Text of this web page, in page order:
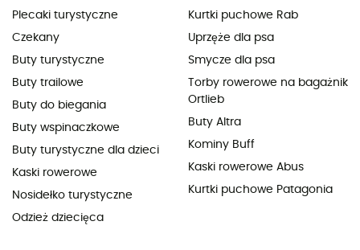
Plecaki turystyczne
Czekany
Buty turystyczne
Buty trailowe
Buty do biegania
Buty wspinaczkowe
Buty turystyczne dla dzieci
Kaski rowerowe
Nosidełko turystyczne
Odzież dziecięca
Kurtki puchowe Rab
Uprzęże dla psa
Smycze dla psa
Torby rowerowe na bagażnik
Ortlieb
Buty Altra
Kominy Buff
Kaski rowerowe Abus
Kurtki puchowe Patagonia